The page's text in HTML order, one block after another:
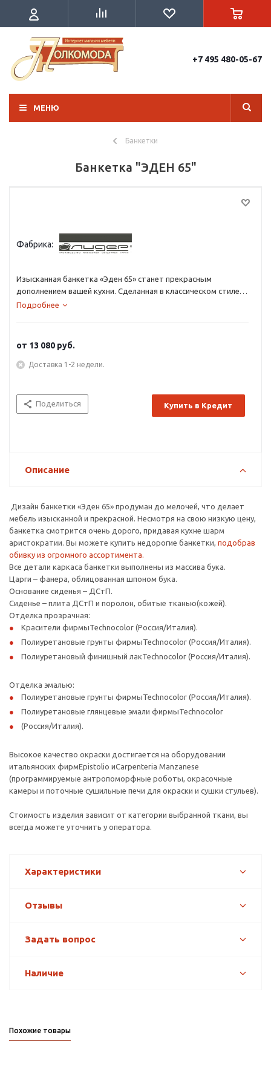
+7 495 480-05-67
МЕНЮ
Банкетки
Банкетка "ЭДЕН 65"
Фабрика:
Изысканная банкетка «Эден 65» станет прекрасным
дополнением вашей кухни. Сделанная в классическом стиле
по эскизам Итальянских мастеров из натуральных пород
Подробнее
от 13 080 руб.
Доставка 1-2 недели.
Поделиться Купить в Кредит
Описание
Дизайн банкетки «Эден 65» продуман до мелочей, что делает
мебель изысканной и прекрасной. Несмотря на свою низкую цену,
банкетка смотрится очень дорого, придавая кухне шарм
аристократии. Вы можете купить недорогие банкетки, подобрав
обивку из огромного ассортимента.
Все детали каркаса банкетки выполнены из массива бука.
Царги – фанера, облицованная шпоном бука.
Основание сиденья – ДСтП.
Сиденье – плита ДСтП и поролон, обитые тканью(кожей).
Отделка прозрачная:
Красители фирмыTechnocolor (Россия/Италия).
Полиуретановые грунты фирмыTechnocolor (Россия/Италия).
Полиуретановый финишный лакTechnocolor (Россия/Италия).
Отделка эмалью:
Полиуретановые грунты фирмыTechnocolor (Россия/Италия).
Полиуретановые глянцевые эмали фирмыTechnocolor
(Россия/Италия).
Высокое качество окраски достигается на оборудовании
итальянских фирмEpistolio иCarpenteria Manzanese
(программируемые антропоморфные роботы, окрасочные
камеры и поточные сушильные печи для окраски и сушки стульев).
Стоимость изделия зависит от категории выбранной ткани, вы
всегда можете уточнить у оператора.
Характеристики
Отзывы
Задать вопрос
Наличие
Похожие товары